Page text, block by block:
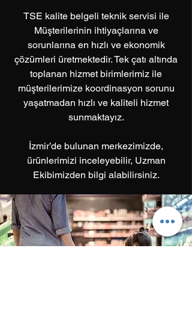
TSE kalite belgeli teknik servisi ile
Müşterilerinin ihtiyaçlarına ve
sorunlarına en hızlı ve ekonomik
çözümleri üretmektedir. Tek çatı altında
toplanan hizmet birimlerimiz ile
müşterilerimize koordinasyon sorunu
yaşatmadan hızlı ve kaliteli hizmet
sunmaktayız.
İzmir’de bulunan merkezimizde,
ürünlerimizi inceleyebilir, Uzman
Ekibimizden bilgi alabilirsiniz.